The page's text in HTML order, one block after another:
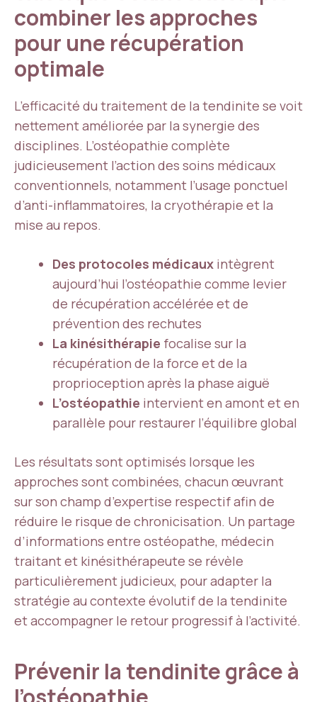
combiner les approches
pour une récupération
optimale
L’efficacité du traitement de la tendinite se voit
nettement améliorée par la synergie des
disciplines. L’ostéopathie complète
judicieusement l’action des soins médicaux
conventionnels, notamment l’usage ponctuel
d’anti-inflammatoires, la cryothérapie et la
mise au repos.
Des protocoles médicaux intègrent
aujourd’hui l’ostéopathie comme levier
de récupération accélérée et de
prévention des rechutes
La kinésithérapie focalise sur la
récupération de la force et de la
proprioception après la phase aiguë
L’ostéopathie intervient en amont et en
parallèle pour restaurer l’équilibre global
Les résultats sont optimisés lorsque les
approches sont combinées, chacun œuvrant
sur son champ d’expertise respectif afin de
réduire le risque de chronicisation. Un partage
d’informations entre ostéopathe, médecin
traitant et kinésithérapeute se révèle
particulièrement judicieux, pour adapter la
stratégie au contexte évolutif de la tendinite
et accompagner le retour progressif à l’activité.
Prévenir la tendinite grâce à